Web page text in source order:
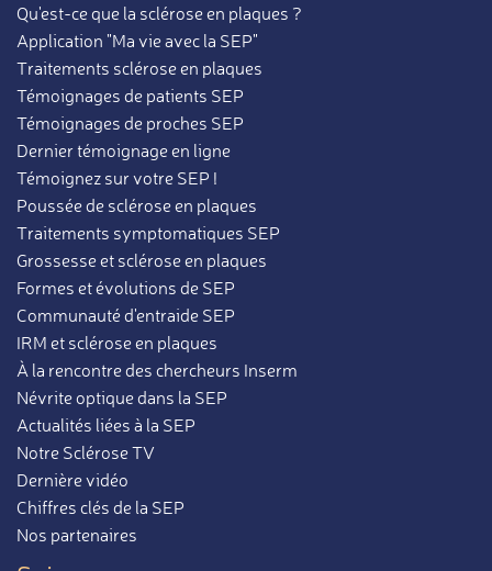
Qu'est-ce que la sclérose en plaques ?
Application "Ma vie avec la SEP"
Traitements sclérose en plaques
Témoignages de patients SEP
Témoignages de proches SEP
Dernier témoignage en ligne
Témoignez sur votre SEP !
Poussée de sclérose en plaques
Traitements symptomatiques SEP
Grossesse et sclérose en plaques
Formes et évolutions de SEP
Communauté d'entraide SEP
IRM et sclérose en plaques
À la rencontre des chercheurs Inserm
Névrite optique dans la SEP
Actualités liées à la SEP
Notre Sclérose TV
Dernière vidéo
Chiffres clés de la SEP
Nos partenaires